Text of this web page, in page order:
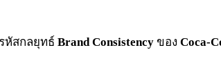
หัสกลยุทธ์ Brand Consistency ของ Coca-